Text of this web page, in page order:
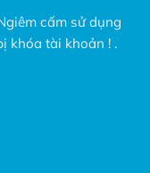
cấm sử dụng
khóa tài khoản ! .